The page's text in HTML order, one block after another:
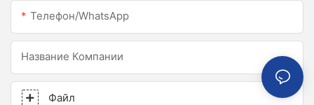
Телефон/WhatsApp
Название Компании
Файл